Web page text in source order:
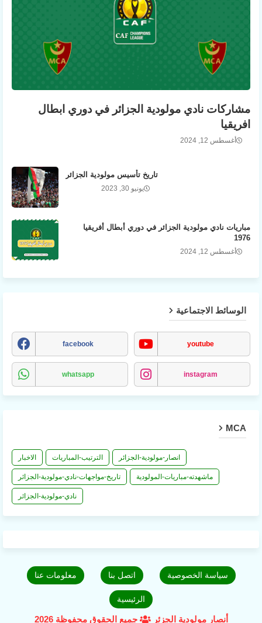
مشاركات نادي مولودية الجزائر في دوري ابطال
افريقيا
أغسطس 12, 2024
تاريخ تأسيس مولودية الجزائر
يونيو 30, 2023
مباريات نادي مولودية الجزائر في دوري أبطال أفريقيا
1976
أغسطس 12, 2024
الوسائط الاجتماعية
facebook youtube
whatsapp instagram
MCA
الاخبار الترتيب-المباريات انصار-مولودية-الجزائر
تاريخ-مواجهات-نادي-مولودية-الجزائر ماشهدته-مباريات-المولودية
نادي-مولودية-الجزائر
سياسة الخصوصية اتصل بنا معلومات عنا
الرئيسية
أنصار مولودية الجزئر جميع الحقوق محفوظة 2026